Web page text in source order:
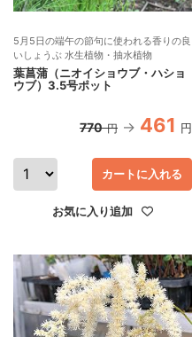
5月5日の端午の節句に使われる香りの良
いしょうぶ 水生植物・抽水植物
葉菖蒲（ニオイショウブ・ハショ
ウブ）3.5号ポット
770 円 461 円
カートに入れる
お気に入り追加